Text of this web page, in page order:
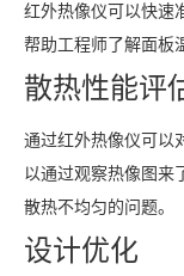
红外热像仪可以快速
帮助工程师了解面板
散热性能评
通过红外热像仪可以
以通过观察热像图来
散热不均匀的问题。
设计优化